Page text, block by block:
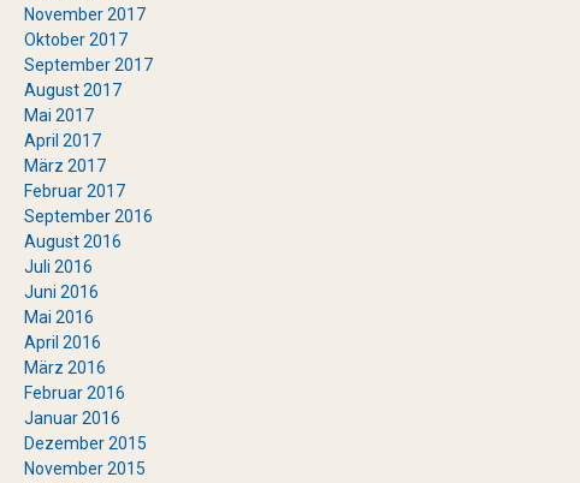
November 2017
Oktober 2017
September 2017
August 2017
Mai 2017
April 2017
März 2017
Februar 2017
September 2016
August 2016
Juli 2016
Juni 2016
Mai 2016
April 2016
März 2016
Februar 2016
Januar 2016
Dezember 2015
November 2015